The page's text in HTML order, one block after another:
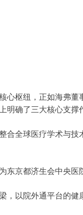
心枢纽，正如海弗
明确了三大核心支撑
合全球医疗学术与
东京都济生会中央
，以院外通平台的